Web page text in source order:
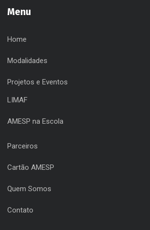
Menu
Home
Modalidades
Projetos e Eventos
LIMAF
AMESP na Escola
Parceiros
Cartão AMESP
Quem Somos
Contato